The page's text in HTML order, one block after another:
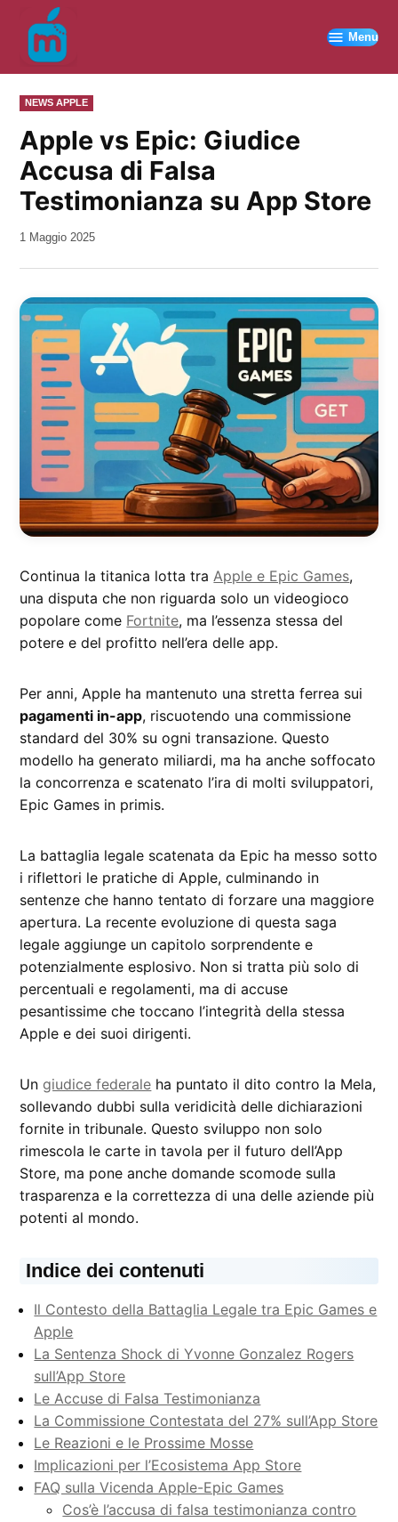
contenuto
Menu
PUBBLICATO
IN
NEWS APPLE
Apple vs Epic: Giudice
Accusa di Falsa
Testimonianza su App Store
da
1 Maggio 2025
Continua la titanica lotta traApple e Epic Games,
una disputa che non riguarda solo un videogioco
popolare come Fortnite, ma l’essenza stessa del
potere e del profitto nell’era delle app.
Per anni, Apple ha mantenuto una stretta ferrea sui
pagamenti in-app, riscuotendo una commissione
standard del 30% su ogni transazione. Questo
modello ha generato miliardi, ma ha anche soffocato
la concorrenza e scatenato l’ira di molti sviluppatori,
Epic Games in primis.
La battaglia legale scatenata da Epic ha messo sotto
i riflettori le pratiche di Apple, culminando in
sentenze che hanno tentato di forzare una maggiore
apertura. La recente evoluzione di questa saga
legale aggiunge un capitolo sorprendente e
potenzialmente esplosivo. Non si tratta più solo di
percentuali e regolamenti, ma di accuse
pesantissime che toccano l’integrità della stessa
Apple e dei suoi dirigenti.
Un giudice federale ha puntato il dito contro la Mela,
sollevando dubbi sulla veridicità delle dichiarazioni
fornite in tribunale. Questo sviluppo non solo
rimescola le carte in tavola per il futuro dell’App
Store, ma pone anche domande scomode sulla
trasparenza e la correttezza di una delle aziende più
potenti al mondo.
Indice dei contenuti
Il Contesto della Battaglia Legale tra Epic Games e
Apple
La Sentenza Shock di Yvonne Gonzalez Rogers
sull’App Store
Le Accuse di Falsa Testimonianza
La Commissione Contestata del 27% sull’App Store
Le Reazioni e le Prossime Mosse
Implicazioni per l’Ecosistema App Store
FAQ sulla Vicenda Apple-Epic Games
Cos’è l’accusa di falsa testimonianza contro